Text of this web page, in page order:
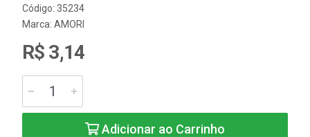
Código: 35234
Marca: AMORI
R$ 3,14
Adicionar ao Carrinho